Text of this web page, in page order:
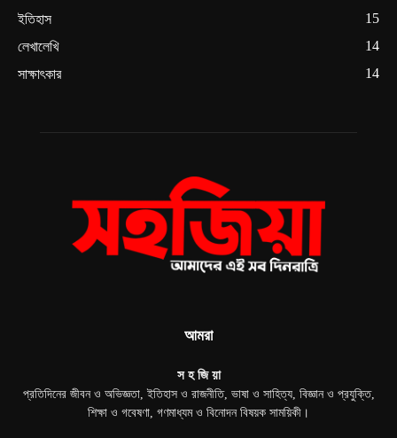
ইতিহাস
15
লেখালেখি
14
সাক্ষাৎকার
14
আমরা
স হ জি য়া
প্রতিদিনের জীবন ও অভিজ্ঞতা, ইতিহাস ও রাজনীতি, ভাষা ও সাহিত্য, বিজ্ঞান ও প্রযুক্তি,
শিক্ষা ও গবেষণা, গণমাধ্যম ও বিনোদন বিষয়ক সাময়িকী।